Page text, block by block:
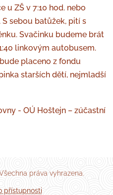
u ZŠ v 7:10 hod. nebo
sebou batůžek, pití s
Svačinku budeme brát
linkovým autobusem.
placeno z fondu
starších dětí, nejmladší
- OÚ Hoštejn – zúčastní
práva vyhrazena.
přístupnosti